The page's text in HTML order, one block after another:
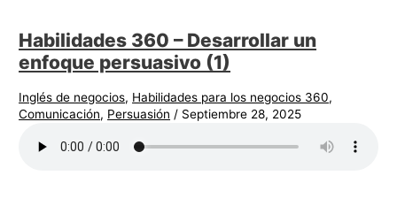
Habilidades 360 – Desarrollar un
enfoque persuasivo (1)
Inglés de negocios, Habilidades para los negocios 360,
Comunicación, Persuasión / Septiembre 28, 2025